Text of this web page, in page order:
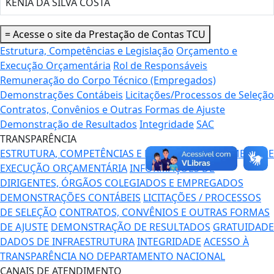
=Acesse o site da Prestação de Contas TCU
Estrutura, Competências e Legislação Orçamento e
Execução Orçamentária Rol de Responsáveis
Remuneração do Corpo Técnico (Empregados)
Demonstrações Contábeis Licitações/Processos de Seleção
Contratos, Convênios e Outras Formas de Ajuste
Demonstração de Resultados IntegridadeSAC
TRANSPARÊNCIA
ESTRUTURA, COMPETÊNCIAS E LEGISLAÇÃOORÇAMENTO E
EXECUÇÃO ORÇAMENTÁRIAINFORMAÇÕES DE
DIRIGENTES, ÓRGÃOS COLEGIADOS E EMPREGADOS
DEMONSTRAÇÕES CONTÁBEIS LICITAÇÕES / PROCESSOS
DE SELEÇÃO CONTRATOS, CONVÊNIOS E OUTRAS FORMAS
DE AJUSTE DEMONSTRAÇÃO DE RESULTADOS GRATUIDADE
DADOS DE INFRAESTRUTURAINTEGRIDADE ACESSO À
TRANSPARÊNCIA NO DEPARTAMENTO NACIONAL
CANAIS DE ATENDIMENTO